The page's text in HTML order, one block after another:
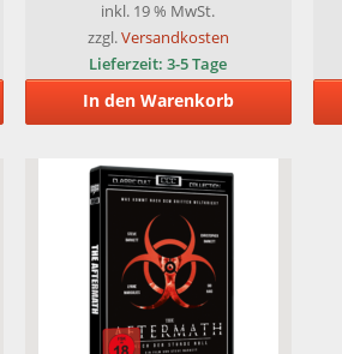
inkl. 19 % MwSt.
zzgl.Versandkosten
Lieferzeit:3-5 Tage
In den Warenkorb